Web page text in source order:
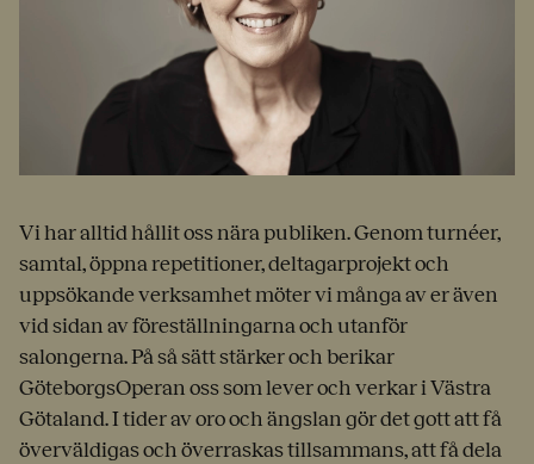
Vi har alltid hållit oss nära publiken. Genom turnéer,
samtal, öppna repetitioner, deltagarprojekt och
uppsökande verksamhet möter vi många av er även
vid sidan av föreställningarna och utanför
salongerna. På så sätt stärker och berikar
GöteborgsOperan oss som lever och verkar i Västra
Götaland. I tider av oro och ängslan gör det gott att få
överväldigas och överraskas tillsammans, att få dela